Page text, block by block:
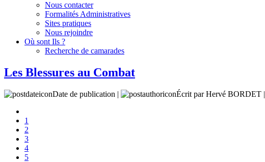
Nous contacter
Formalités Administratives
Sites pratiques
Nous rejoindre
Où sont Ils ?
Recherche de camarades
Les Blessures au Combat
Date de publication | Écrit par Hervé BORDET |
1
2
3
4
5